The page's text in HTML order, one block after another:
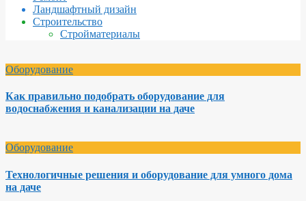
Ландшафтный дизайн
Строительство
Стройматериалы
Оборудование
Как правильно подобрать оборудование для
водоснабжения и канализации на даче
Оборудование
Технологичные решения и оборудование для умного дома
на даче